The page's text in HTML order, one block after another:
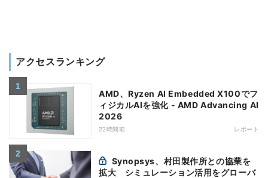
アクセスランキング
AMD、Ryzen AI Embedded X100でフ
ィジカルAIを強化 - AMD Advancing AI
2026
22時間前 レポート
拡大 シミュレーション活用をグローバ